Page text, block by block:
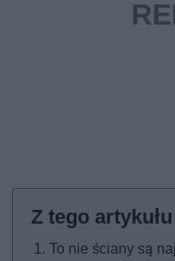
To nie ściany są